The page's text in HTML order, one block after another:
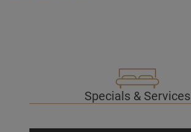
Specials & Services